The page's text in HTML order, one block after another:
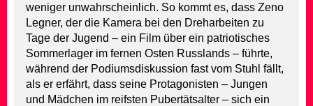
weniger unwahrscheinlich. So kommt es, dass Zeno
Legner, der die Kamera bei den Dreharbeiten zu
Tage der Jugend – ein Film über ein patriotisches
Sommerlager im fernen Osten Russlands – führte,
während der Podiumsdiskussion fast vom Stuhl fällt,
als er erfährt, dass seine Protagonisten – Jungen
und Mädchen im reifsten Pubertätsalter – sich ein